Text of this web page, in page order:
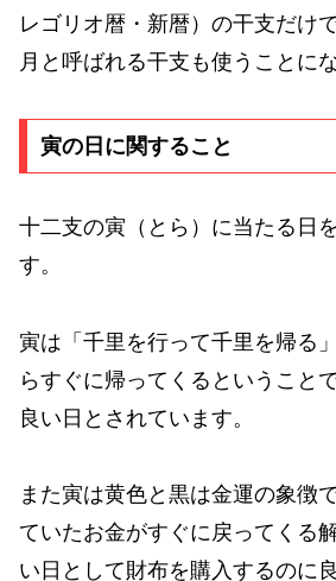
レゴリオ暦・新暦）の干支だけ
月と呼ばれる干支も使うことに
寅の日に関すること
十二支の寅（とら）に当たる日
す。
寅は「千里を行って千里を帰る
らすぐに帰ってくるということ
良い日とされています。
また寅は黄色と黒は金運の象徴
ていたお金がすぐに戻ってくる
い日として財布を購入するのに